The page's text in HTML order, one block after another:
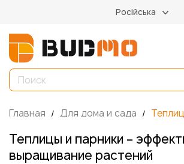
Російська
Главная Для дома и сада
Теплицы и парники –
выращивание растений